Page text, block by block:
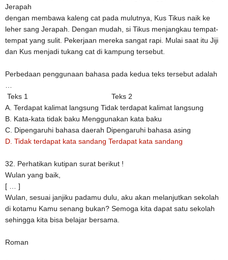
Jerapah
dengan membawa kaleng cat pada mulutnya, Kus Tikus naik ke
leher sang Jerapah. Dengan mudah, si Tikus menjangkau tempat-
tempat yang sulit. Pekerjaan mereka sangat rapi. Mulai saat itu Jiji
dan Kus menjadi tukang cat di kampung tersebut.
Perbedaan penggunaan bahasa pada kedua teks tersebut adalah
Teks 1
Teks 2
A. Terdapat kalimat langsung Tidak terdapat kalimat langsung
B. Kata-kata tidak baku Menggunakan kata baku
C. Dipengaruhi bahasa daerah Dipengaruhi bahasa asing
D. Tidak terdapat kata sandang Terdapat kata sandang
32. Perhatikan kutipan surat berikut !
Wulan yang baik,
[ … ]
Wulan, sesuai janjiku padamu dulu, aku akan melanjutkan sekolah
di kotamu Kamu senang bukan? Semoga kita dapat satu sekolah
sehingga kita bisa belajar bersama.
Roman